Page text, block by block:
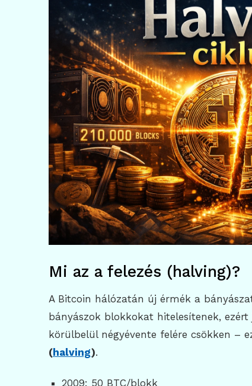
Mi az a felezés (halving)?
A Bitcoin hálózatán új érmék a
bányászok blokkokat hitelesítenek,
körülbelül négyévente felére csökken –
( halving).
2009: 50 BTC/blokk